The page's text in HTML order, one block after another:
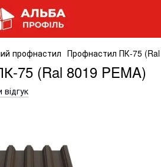
профнастил Профнастил ПК-75
75 (Ral 8019 PEMA)